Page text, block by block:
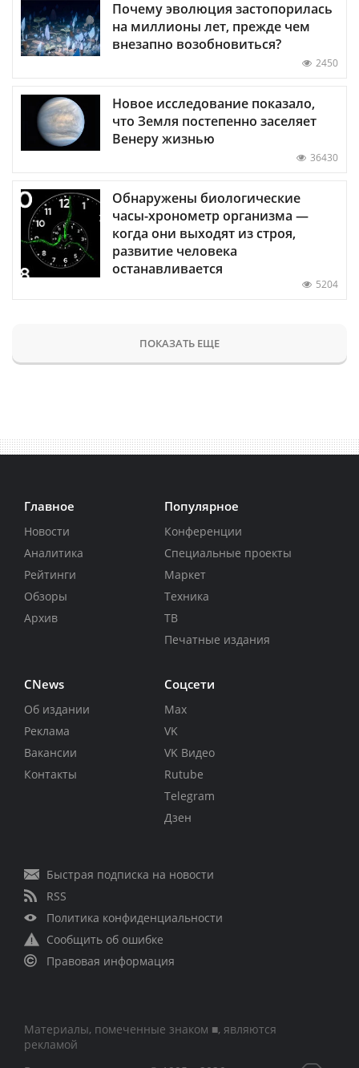
Почему эволюция застопорилась
на миллионы лет, прежде чем
внезапно возобновиться?
2450
Новое исследование показало,
что Земля постепенно заселяет
Венеру жизнью
36430
Обнаружены биологические
часы-хронометр организма —
когда они выходят из строя,
развитие человека
останавливается
5204
ПОКАЗАТЬ ЕЩЕ
Главное
Новости
Аналитика
Рейтинги
Обзоры
Архив
Популярное
Конференции
Специальные проекты
Маркет
Техника
ТВ
Печатные издания
CNews
Об издании
Реклама
Вакансии
Контакты
Соцсети
Max
VK
VK Видео
Rutube
Telegram
Дзен
Быстрая подписка на новости
RSS
Политика конфиденциальности
Сообщить об ошибке
Правовая информация
Материалы, помеченные знаком ■, являются
рекламой